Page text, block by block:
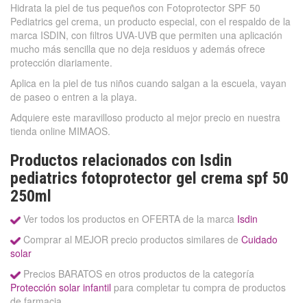
Hidrata la piel de tus pequeños con Fotoprotector SPF 50
Pediatrics gel crema, un producto especial, con el respaldo de la
marca ISDIN, con filtros UVA-UVB que permiten una aplicación
mucho más sencilla que no deja residuos y además ofrece
protección diariamente.
Aplica en la piel de tus niños cuando salgan a la escuela, vayan
de paseo o entren a la playa.
Adquiere este maravilloso producto al mejor precio en nuestra
tienda online MIMAOS.
Productos relacionados con Isdin
pediatrics fotoprotector gel crema spf 50
250ml
Ver todos los productos en OFERTA de la marca Isdin
Comprar al MEJOR precio productos similares de Cuidado
solar
Precios BARATOS en otros productos de la categoría
Protección solar infantil para completar tu compra de productos